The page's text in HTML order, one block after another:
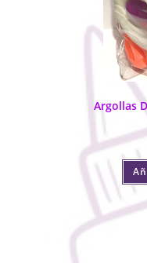
Argollas